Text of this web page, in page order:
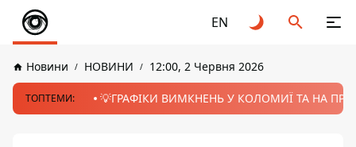
EN
Новини НОВИНИ 12:00, 2 Червня 2026
ТОПТЕМИ: 💡ГРАФІКИ ВИМКНЕНЬ У КОЛОМИЇ ТА НА